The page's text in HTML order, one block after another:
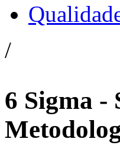
/
6 Sigma -